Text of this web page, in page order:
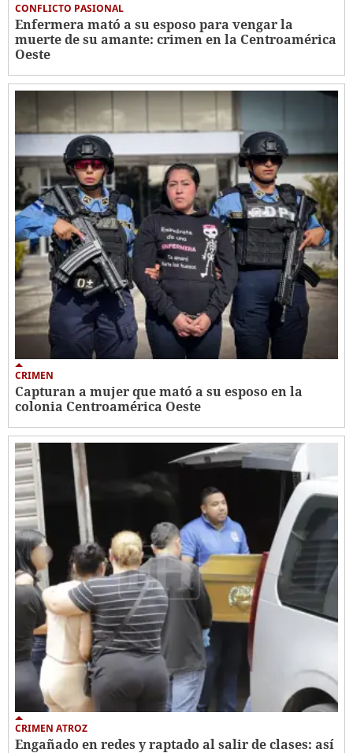
CONFLICTO PASIONAL
Enfermera mató a su esposo para vengar la
muerte de su amante: crimen en la Centroamérica
Oeste
CRIMEN
Capturan a mujer que mató a su esposo en la
colonia Centroamérica Oeste
CRIMEN ATROZ
Engañado en redes y raptado al salir de clases: así